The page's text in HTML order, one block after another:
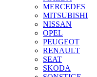
MERCEDES
MITSUBISHI
NISSAN
OPEL
PEUGEOT
RENAULT
SEAT
SKODA